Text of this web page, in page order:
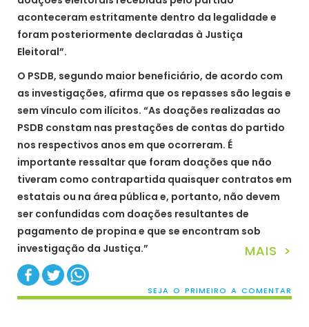
aconteceram estritamente dentro da legalidade e
foram posteriormente declaradas à Justiça
Eleitoral”.
O PSDB, segundo maior beneficiário, de acordo com
as investigações, afirma que os repasses são legais e
sem vínculo com ilícitos. “As doações realizadas ao
PSDB constam nas prestações de contas do partido
nos respectivos anos em que ocorreram. É
importante ressaltar que foram doações que não
tiveram como contrapartida quaisquer contratos em
estatais ou na área pública e, portanto, não devem
ser confundidas com doações resultantes de
pagamento de propina e que se encontram sob
investigação da Justiça.”
MAIS >
SEJA O PRIMEIRO A COMENTAR